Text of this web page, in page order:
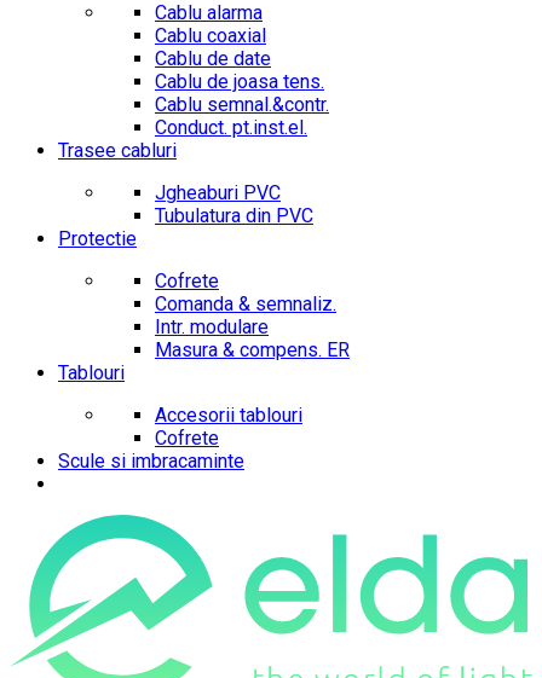
Cablu alarma
Cablu coaxial
Cablu de date
Cablu de joasa tens.
Cablu semnal.&contr.
Conduct. pt.inst.el.
Trasee cabluri
Jgheaburi PVC
Tubulatura din PVC
Protectie
Cofrete
Comanda & semnaliz.
Intr. modulare
Masura & compens. ER
Tablouri
Accesorii tablouri
Cofrete
Scule si imbracaminte